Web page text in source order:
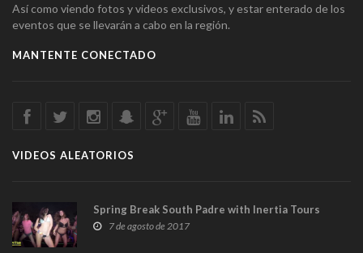
Así como viendo fotos y videos exclusivos, y estar enterado de los
eventos que se llevarán a cabo en la región.
MANTENTE CONECTADO
VIDEOS ALEATORIOS
Spring Break South Padre with Inertia Tours
7 de agosto de 2017